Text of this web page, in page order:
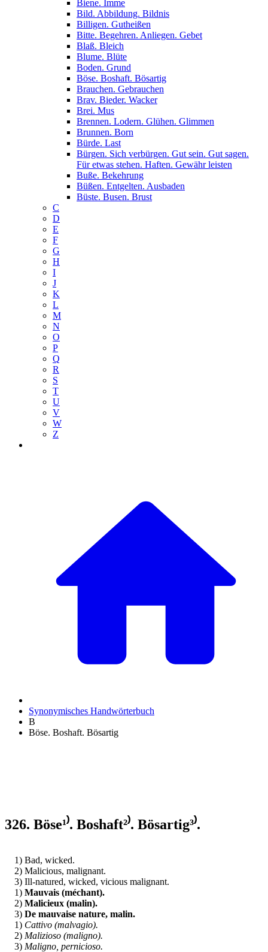
Biene. Imme
Bild. Abbildung. Bildnis
Billigen. Gutheißen
Bitte. Begehren. Anliegen. Gebet
Blaß. Bleich
Blume. Blüte
Boden. Grund
Böse. Boshaft. Bösartig
Brauchen. Gebrauchen
Brav. Bieder. Wacker
Brei. Mus
Brennen. Lodern. Glühen. Glimmen
Brunnen. Born
Bürde. Last
Bürgen. Sich verbürgen. Gut sein. Gut sagen.
Für etwas stehen. Haften. Gewähr leisten
Buße. Bekehrung
Büßen. Entgelten. Ausbaden
Büste. Busen. Brust
C
D
E
F
G
H
I
J
K
L
M
N
O
P
Q
R
S
T
U
V
W
Z
Synonymisches Handwörterbuch
B
Böse. Boshaft. Bösartig
326. Böse¹⁾. Boshaft²⁾. Bösartig³⁾.
1) Bad, wicked.
2) Malicious, malignant.
3) Ill-natured, wicked, vicious malignant.
1) Mauvais (méchant).
2) Malicieux (malin).
3) De mauvaise nature, malin.
1) Cattivo (malvagio).
2) Malizioso (maligno).
3) Maligno, pernicioso.